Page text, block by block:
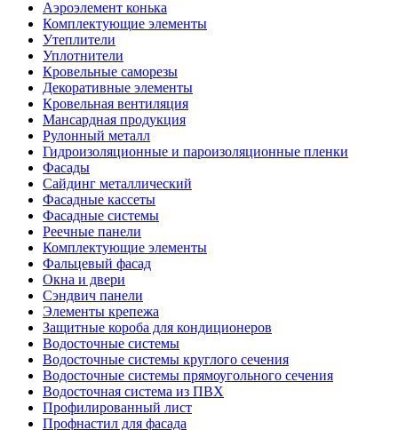
Аэроэлемент конька
Комплектующие элементы
Утеплители
Уплотнители
Кровельные саморезы
Декоративные элементы
Кровельная вентиляция
Мансардная продукция
Рулонный металл
Гидроизоляционные и пароизоляционные пленки
Фасады
Сайдинг металлический
Фасадные кассеты
Фасадные системы
Реечные панели
Комплектующие элементы
Фальцевый фасад
Окна и двери
Сэндвич панели
Элементы крепежа
Защитные короба для кондиционеров
Водосточные системы
Водосточные системы круглого сечения
Водосточные системы прямоугольного сечения
Водосточная система из ПВХ
Профилированный лист
Профнастил для фасада